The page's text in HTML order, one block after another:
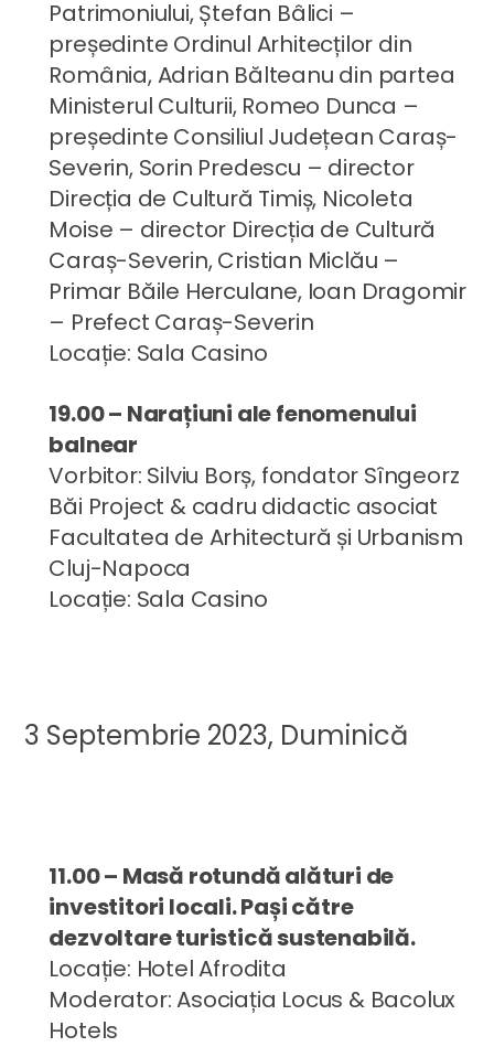
Patrimoniului, Ștefan Bâlici –
președinte Ordinul Arhitecților din
România, Adrian Bălteanu din partea
Ministerul Culturii, Romeo Dunca –
președinte Consiliul Județean Caraș-
Severin, Sorin Predescu – director
Direcția de Cultură Timiș, Nicoleta
Moise – director Direcția de Cultură
Caraș-Severin, Cristian Miclău –
Primar Băile Herculane, Ioan Dragomir
– Prefect Caraș-Severin
Locație: Sala Casino
19.00 – Narațiuni ale fenomenului
balnear
Vorbitor: Silviu Borș, fondator Sîngeorz
Băi Project & cadru didactic asociat
Facultatea de Arhitectură și Urbanism
Cluj-Napoca
Locație: Sala Casino
3 Septembrie 2023, Duminică
11.00 – Masă rotundă alături de
investitori locali. Pași către
dezvoltare turistică sustenabilă.
Locație: Hotel Afrodita
Moderator: Asociația Locus & Bacolux
Hotels